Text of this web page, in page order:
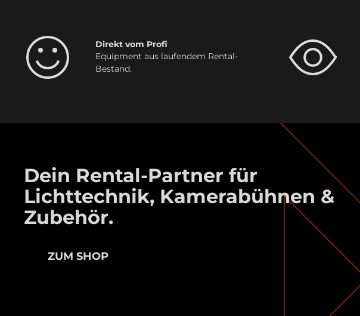
Direkt vom Profi
Equipment aus laufendem Rental-
Bestand.
Dein Rental-Partner für
Lichttechnik, Kamerabühnen &
Zubehör.
ZUM SHOP